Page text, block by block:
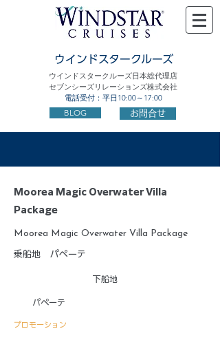
ウインドスタークルーズ
ウインドスタークルーズ日本総代理店
セブンシーズリレーションズ株式会社
電話受付：平日10:00～17:00
BLOG お問合せ
Moorea Magic Overwater Villa
Package
Moorea Magic Overwater Villa Package
乗船地 パペーテ
下船地
パペーテ
プロモーション